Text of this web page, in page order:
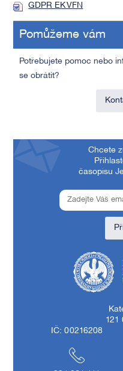
GDPR EK VFN
Pomůžeme vám
Potřebujete pomoc nebo
se obrátit?
Chcete
časopisu
121
IČ: 00216208